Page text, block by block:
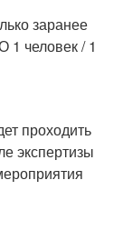
заранее
1 человек / 1
проходить
экспертизы